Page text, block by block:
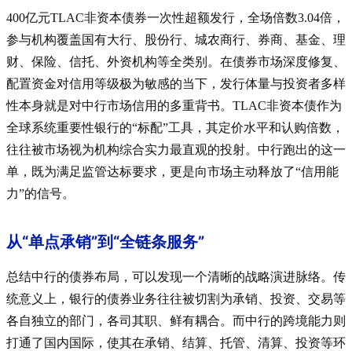
400亿元TLAC非资本债券一次性超额发行，全场倍数3.04倍，
参与机构覆盖国有大行、股份行、城农商行、券商、基金、理
财、保险、信托、外资机构等全类别 。在债券市场深度修复、
配置资金对信用等级极为敏感的当下，发行体量与投资者多样
性本身就是对中行市场信用的多重背书。TLAC非资本债作为
全球系统重要性银行的“标配”工具，其定价水平和认购倍数，
往往被市场视为机构综合实力最直观的投射。中行跑出的这一
单，既为满足监管达标要求，更是向市场主动释放了“信用能
力”的信号。
从“单点承销”到“全链条服务”
总结中行的债券布局，可以发现一个清晰的战略演进脉络。传
统意义上，银行的债券业务往往被切割为承销、投资、交易等
各自独立的部门，各司其职、鲜有耦合。而中行的跨境能力则
打通了国内国际，使其在承销、结算、托管、清算、投资等环